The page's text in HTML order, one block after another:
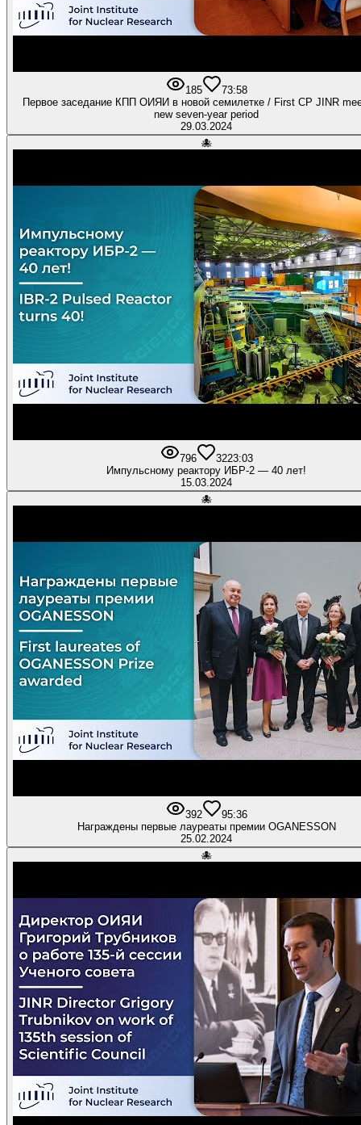
185 73:58
Первое заседание КПП ОИЯИ в новой семилетке / First CP JINR meeting in
new seven-year period
29.03.2024
🐙
796 3223:03
Импульсному реактору ИБР-2 — 40 лет!
15.03.2024
🐙
392 95:36
Награждены первые лауреаты премии OGANESSON
25.02.2024
🐙